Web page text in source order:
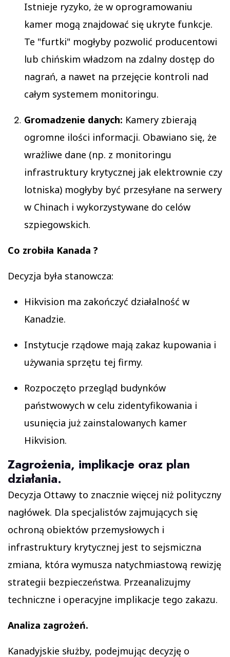
Istnieje ryzyko, że w oprogramowaniu
kamer mogą znajdować się ukryte funkcje.
Te "furtki" mogłyby pozwolić producentowi
lub chińskim władzom na zdalny dostęp do
nagrań, a nawet na przejęcie kontroli nad
całym systemem monitoringu.
Gromadzenie danych: Kamery zbierają
ogromne ilości informacji. Obawiano się, że
wrażliwe dane (np. z monitoringu
infrastruktury krytycznej jak elektrownie czy
lotniska) mogłyby być przesyłane na serwery
w Chinach i wykorzystywane do celów
szpiegowskich.
Co zrobiła Kanada ?
Decyzja była stanowcza:
Hikvision ma zakończyć działalność w
Kanadzie.
Instytucje rządowe mają zakaz kupowania i
używania sprzętu tej firmy.
Rozpoczęto przegląd budynków
państwowych w celu zidentyfikowania i
usunięcia już zainstalowanych kamer
Hikvision.
Zagrożenia, implikacje oraz plan
działania.
Decyzja Ottawy to znacznie więcej niż polityczny
nagłówek. Dla specjalistów zajmujących się
ochroną obiektów przemysłowych i
infrastruktury krytycznej jest to sejsmiczna
zmiana, która wymusza natychmiastową rewizję
strategii bezpieczeństwa. Przeanalizujmy
techniczne i operacyjne implikacje tego zakazu.
Analiza zagrożeń.
Kanadyjskie służby, podejmując decyzję o